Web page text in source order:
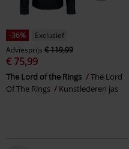
-36%
Exclusief
Adviesprijs € 119,99
€ 75,99
The Lord of the Rings
The Lord
Of The Rings
Kunstlederen jas